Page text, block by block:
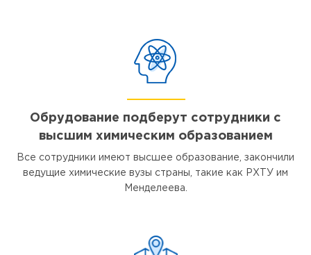
Обрудование подберут сотрудники с
высшим химическим образованием
Все сотрудники имеют высшее образование, закончили
ведущие химические вузы страны, такие как РХТУ им
Менделеева.